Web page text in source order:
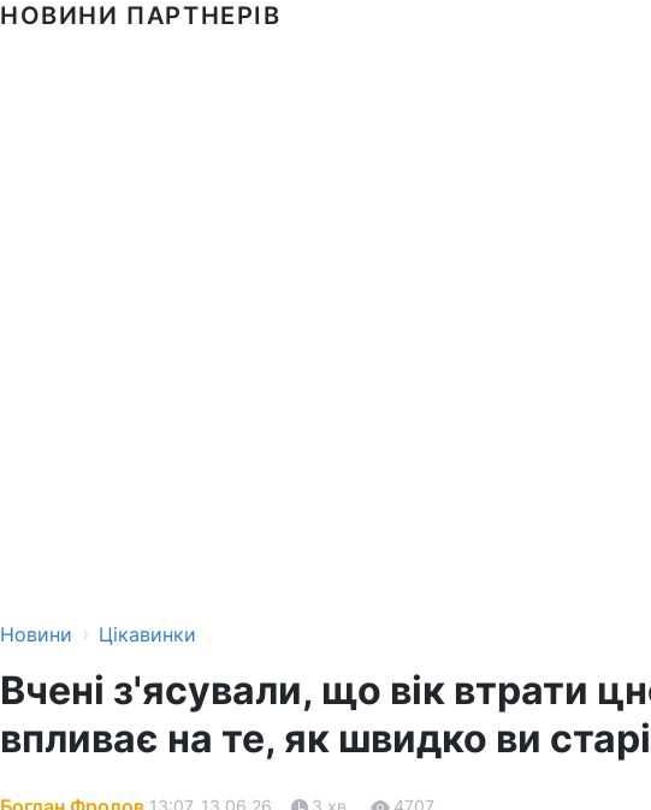
НОВИНИ ПАРТНЕРІВ
Новини › Цікавинки
Вчені з'ясували, що вік втрати
впливає на те, як швидко ви
13:07, 13.06.26 3 хв. 4707